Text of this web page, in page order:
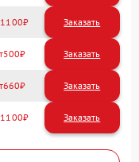
1100
500
660
1100